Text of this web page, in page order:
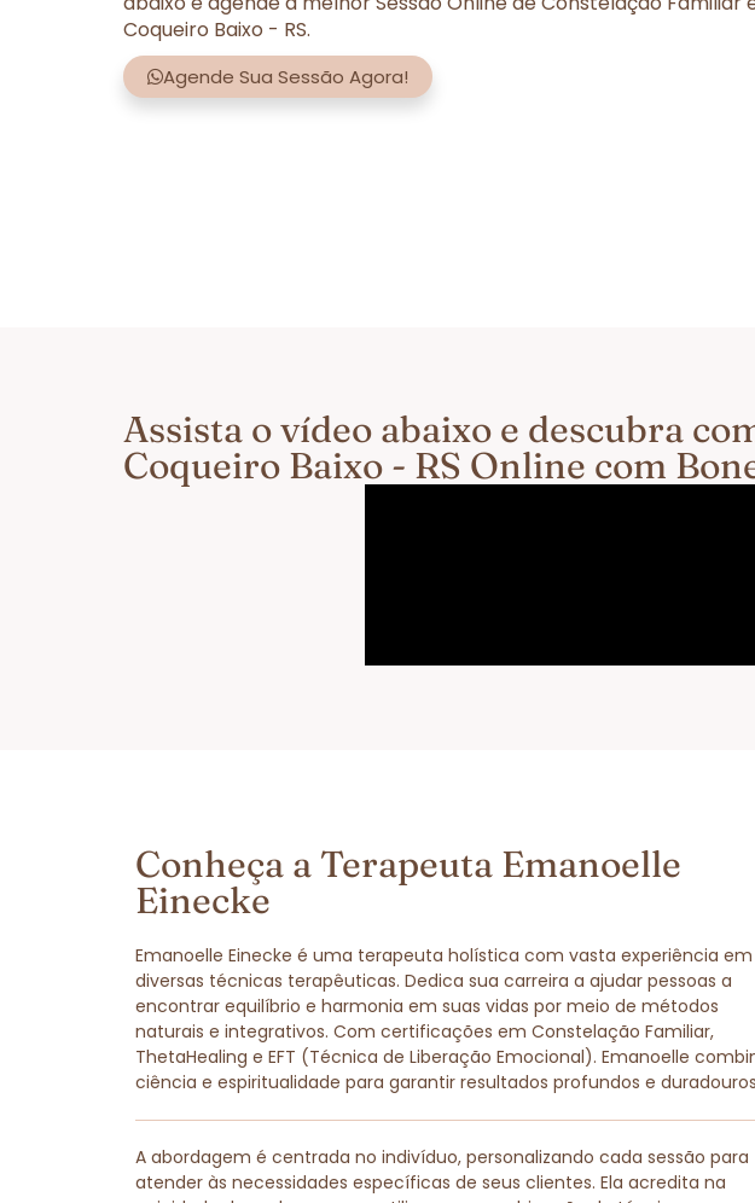
Coqueiro Baixo - RS.
Agende Sua Sessão Agora!
Assista o vídeo abaixo e descubra
Coqueiro Baixo - RS Online com
Conheça a Terapeuta Emanoelle
Einecke
Emanoelle Einecke é uma terapeuta holística com vasta experiência em
diversas técnicas terapêuticas. Dedica sua carreira a ajudar pessoas a
encontrar equilíbrio e harmonia em suas vidas por meio de métodos
naturais e integrativos. Com certificações em Constelação Familiar,
ThetaHealing e EFT (Técnica de Liberação Emocional). Emanoelle
ciência e espiritualidade para garantir resultados profundos e
A abordagem é centrada no indivíduo, personalizando cada sessão para
atender às necessidades específicas de seus clientes. Ela acredita na